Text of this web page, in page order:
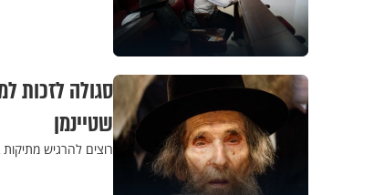
סגולה לזכות
שטיינמן
רוצים להרגיש